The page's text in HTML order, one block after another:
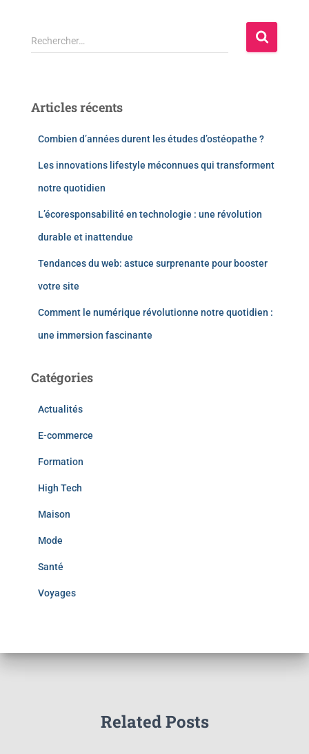
Rechercher…
Articles récents
Combien d’années durent les études d’ostéopathe ?
Les innovations lifestyle méconnues qui transforment
notre quotidien
L’écoresponsabilité en technologie : une révolution
durable et inattendue
Tendances du web: astuce surprenante pour booster
votre site
Comment le numérique révolutionne notre quotidien :
une immersion fascinante
Catégories
Actualités
E-commerce
Formation
High Tech
Maison
Mode
Santé
Voyages
Related Posts